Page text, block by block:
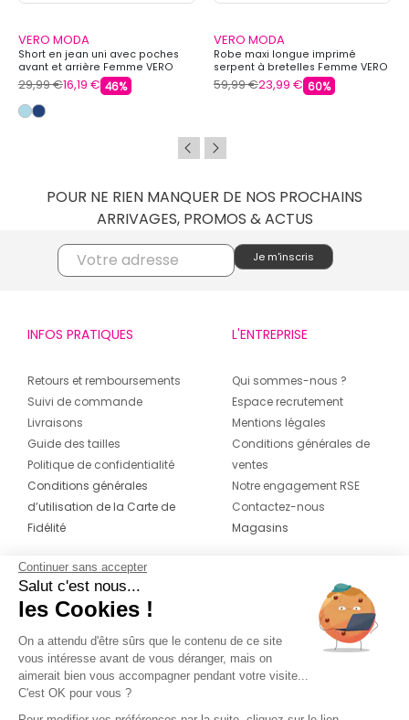
VERO MODA
Short en jean uni avec poches
avant et arrière Femme VERO
MODA
29,99 €16,19 € 46%
VERO MODA
Robe maxi longue imprimé
serpent à bretelles Femme VERO
MODA
59,99 €23,99 € 60%
POUR NE RIEN MANQUER DE NOS PROCHAINS
ARRIVAGES, PROMOS & ACTUS
INFOS PRATIQUES
Retours et remboursements
Suivi de commande
Livraisons
Guide des tailles
Politique de confidentialité
Conditions générales
d’utilisation de la Carte de
Fidélité
L'ENTREPRISE
Qui sommes-nous ?
Espace recrutement
Mentions légales
Conditions générales de
ventes
Notre engagement RSE
Contactez-nous
Magasins
CONTACT
04 42 20 78 42
Du lundi au jeudi de 8h30 à 16h30 & le
vendredi de 8h30 à 15h30
Continuer sans accepter
Salut c'est nous...
les Cookies !
On a attendu d'être sûrs que le contenu de ce site
vous intéresse avant de vous déranger, mais on
aimerait bien vous accompagner pendant votre visite...
C'est OK pour vous ?